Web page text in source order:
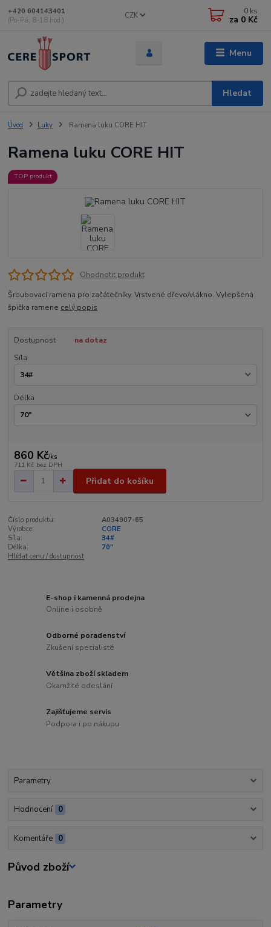
Menu
CZK
Hledat
+420 604143401
(Po-Pá, 8-18 hod.)
0 ks
za 0 Kč
Úvod Luky Ramena luku CORE HIT
Ramena luku CORE HIT
TOP produkt
Ohodnotit produkt
Šroubovací ramena pro začátečníky. Vrstvené dřevo/vlákno. Vylepšená
špička ramene celý popis
Dostupnost
na dotaz
Síla
Délka
860 Kč/ks
711 Kč bez DPH
Přidat do košíku
Číslo produktu:
A034907-65
Výrobce:
CORE
Síla:
34#
Délka:
70"
Hlídat cenu / dostupnost
E-shop i kamenná prodejna
Online i osobně
Odborné poradenství
Zkušení specialisté
Většina zboží skladem
Okamžité odeslání
Zajišťujeme servis
Podpora i po nákupu
Parametry
Hodnocení 0
Komentáře 0
Původ zboží
Parametry